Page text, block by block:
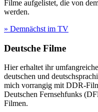
Filme aufgelistet, die von
werden.
» Demnächst im TV
Deutsche Filme
Hier erhaltet ihr
deutschen und
mich vorrangig mit DDR-
Deutschen Fernsehfunks
Filmen.